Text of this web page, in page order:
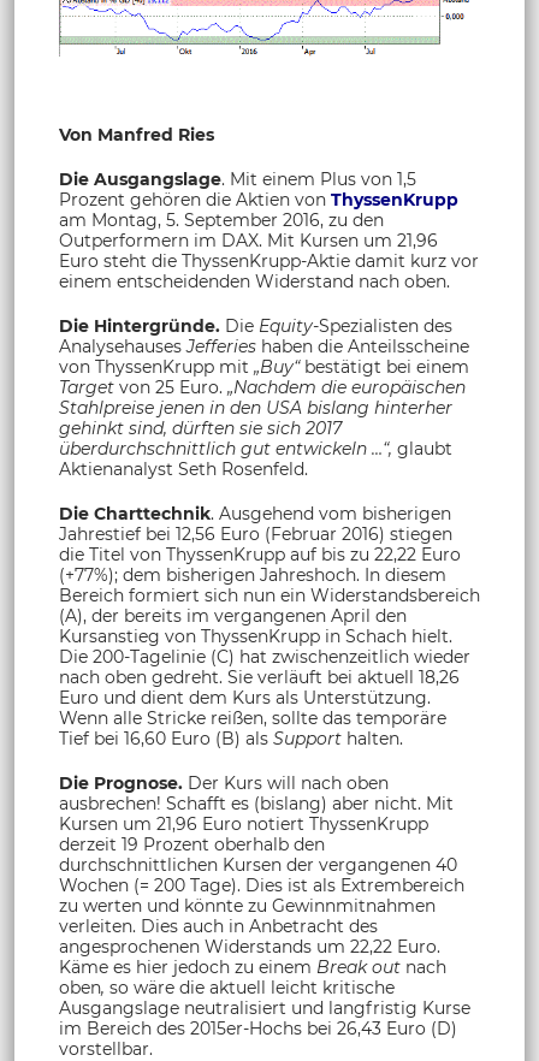
Von Manfred Ries
Die Ausgangslage. Mit einem Plus von 1,5
Prozent gehören die Aktien von ThyssenKrupp
am Montag, 5. September 2016, zu den
Outperformern im DAX. Mit Kursen um 21,96
Euro steht die ThyssenKrupp-Aktie damit kurz vor
einem entscheidenden Widerstand nach oben.
Die Hintergründe. Die Equity-Spezialisten des
AnalysehausesJefferies haben die Anteilsscheine
von ThyssenKrupp mit „Buy“bestätigt bei einem
Target von 25 Euro. „Nachdem die europäischen
Stahlpreise jenen in den USA bislang hinterher
gehinkt sind, dürften sie sich 2017
überdurchschnittlich gut entwickeln …“, glaubt
Aktienanalyst Seth Rosenfeld.
Die Charttechnik. Ausgehend vom bisherigen
Jahrestief bei 12,56 Euro (Februar 2016) stiegen
die Titel von ThyssenKrupp auf bis zu 22,22 Euro
(+77%); dem bisherigen Jahreshoch. In diesem
Bereich formiert sich nun ein Widerstandsbereich
(A), der bereits im vergangenen April den
Kursanstieg von ThyssenKrupp in Schach hielt.
Die 200-Tagelinie (C) hat zwischenzeitlich wieder
nach oben gedreht. Sie verläuft bei aktuell 18,26
Euro und dient dem Kurs als Unterstützung.
Wenn alle Stricke reißen, sollte das temporäre
Tief bei 16,60 Euro (B) als Support halten.
Die Prognose. Der Kurs will nach oben
ausbrechen! Schafft es (bislang) aber nicht. Mit
Kursen um 21,96 Euro notiert ThyssenKrupp
derzeit 19 Prozent oberhalb den
durchschnittlichen Kursen der vergangenen 40
Wochen (= 200 Tage). Dies ist als Extrembereich
zu werten und könnte zu Gewinnmitnahmen
verleiten. Dies auch in Anbetracht des
angesprochenen Widerstands um 22,22 Euro.
Käme es hier jedoch zu einem Break out nach
oben, so wäre die aktuell leicht kritische
Ausgangslage neutralisiert und langfristig Kurse
im Bereich des 2015er-Hochs bei 26,43 Euro (D)
vorstellbar.